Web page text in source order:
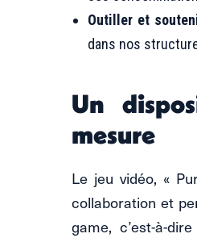
Outiller et
dans nos
Un
mesure
Le jeu vidéo, «
collaboration et
game, c’est-à-